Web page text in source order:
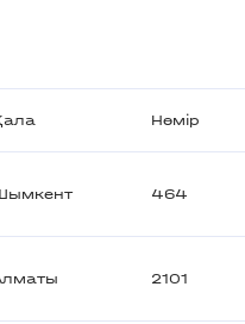
Нөмір
464
2101